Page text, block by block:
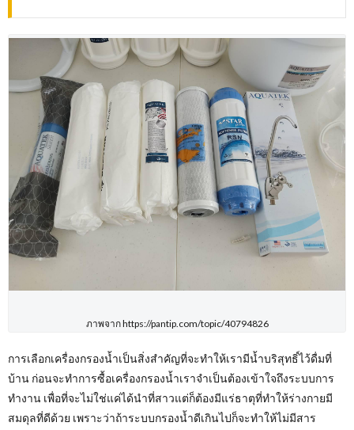
ภาพจาก https://pantip.com/topic/40794826
การเลือกเครื่องกรองน้ำเป็นสิ่งสำคัญที่จะทำให้เรามีน้ำบริสุทธิ์ไว้ดื่มที่
บ้าน ก่อนจะทำการซื้อเครื่องกรองน้ำเราจำเป็นต้องเข้าใจถึงระบบการ
ทำงาน เพื่อที่จะไม่ใช่แค่ได้นำที่สาวแต่ก็ต้องมีแร่ธาตุที่ทำให้ร่างกายมี
สมดุลที่ดีด้วย เพราะว่าถ้าระบบกรองน้ำดีเกินไปก็จะทำให้ไม่มีสาร